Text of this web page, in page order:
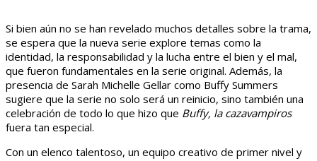
Si bien aún no se han revelado muchos detalles sobre la trama,
se espera que la nueva serie explore temas como la
identidad, la responsabilidad y la lucha entre el bien y el mal,
que fueron fundamentales en la serie original. Además, la
presencia de Sarah Michelle Gellar como Buffy Summers
sugiere que la serie no solo será un reinicio, sino también una
celebración de todo lo que hizo que Buffy, la cazavampiros
fuera tan especial.
Con un elenco talentoso, un equipo creativo de primer nivel y